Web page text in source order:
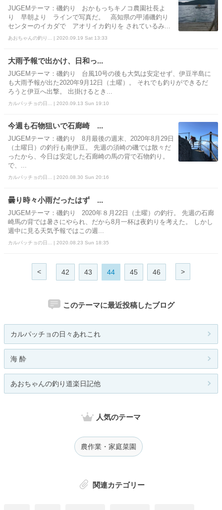
JUGEMテーマ：磯釣り おかもっちキノコ農園社長よ
り 早朝より ラインで写真だ。 高知県の甲浦磯釣り
センターのイカダで アオリイカ釣りを されているみ...
あおちゃんの釣り... | 2020.09.19 Sat 13:33
大雨予報で出かけ、日和っ...
JUGEMテーマ：磯釣り 台風10号の後も大気は安定せず、伊豆半島に
も大雨予報が出た2020年9月12日（土曜）。 それでも釣りができるだ
ろうと伊豆へ出撃。 出掛けるとき...
カルパッチョの日... | 2020.09.13 Sun 19:10
今週も石物狙いで石廊崎 ...
JUGEMテーマ：磯釣り 8月最後の週末、2020年8月29日
（土曜日）の釣行も南伊豆。 先週の須崎の磯では散々だ
ったから、今日は安定した石廊崎の馬の背で石物釣り。
で、...
カルパッチョの日... | 2020.08.30 Sun 20:16
曇り時々小雨だったはず ...
JUGEMテーマ：磯釣り 2020年８月22日（土曜）の釣行。 先週の石廊
崎馬の背では暑さにやられ、だから8月一杯は夜釣りを考えた。 しかし
週中に見る天気予報ではこの週...
カルパッチョの日... | 2020.08.23 Sun 18:35
< 42 43 44 45 46 >
このテーマに最近投稿したブログ
カルパッチョの日々あれこれ
海 酔
あおちゃんの釣り道楽日記他
人気のテーマ
農作業・家庭菜園
関連カテゴリー